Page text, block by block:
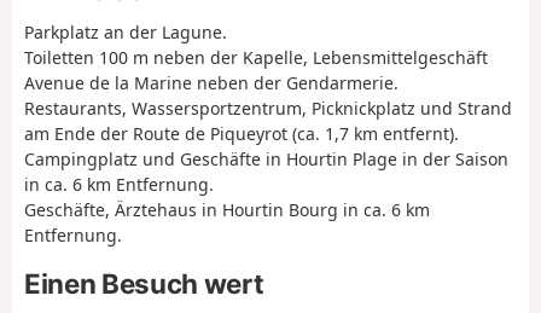
Parkplatz an der Lagune.
Toiletten 100 m neben der Kapelle, Lebensmittelgeschäft
Avenue de la Marine neben der Gendarmerie.
Restaurants, Wassersportzentrum, Picknickplatz und Strand
am Ende der Route de Piqueyrot (ca. 1,7 km entfernt).
Campingplatz und Geschäfte in Hourtin Plage in der Saison
in ca. 6 km Entfernung.
Geschäfte, Ärztehaus in Hourtin Bourg in ca. 6 km
Entfernung.
Einen Besuch wert